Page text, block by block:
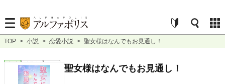
TOP > 小説 > 恋愛小説 > 聖女様はなんでもお見通し！
連載中 長編 聖女様はなんでもお見通し！